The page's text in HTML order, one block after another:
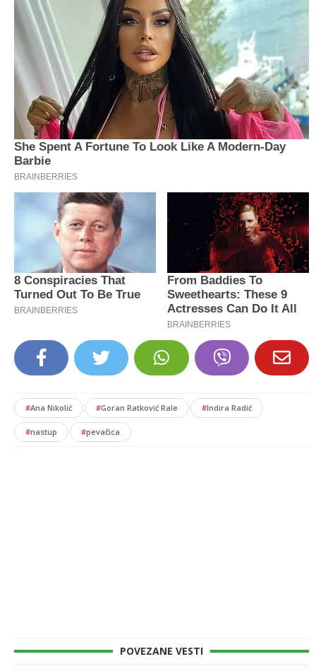
#Ana Nikolić #Goran Ratković Rale #Indira Radić
#nastup #pevačica
POVEZANE VESTI